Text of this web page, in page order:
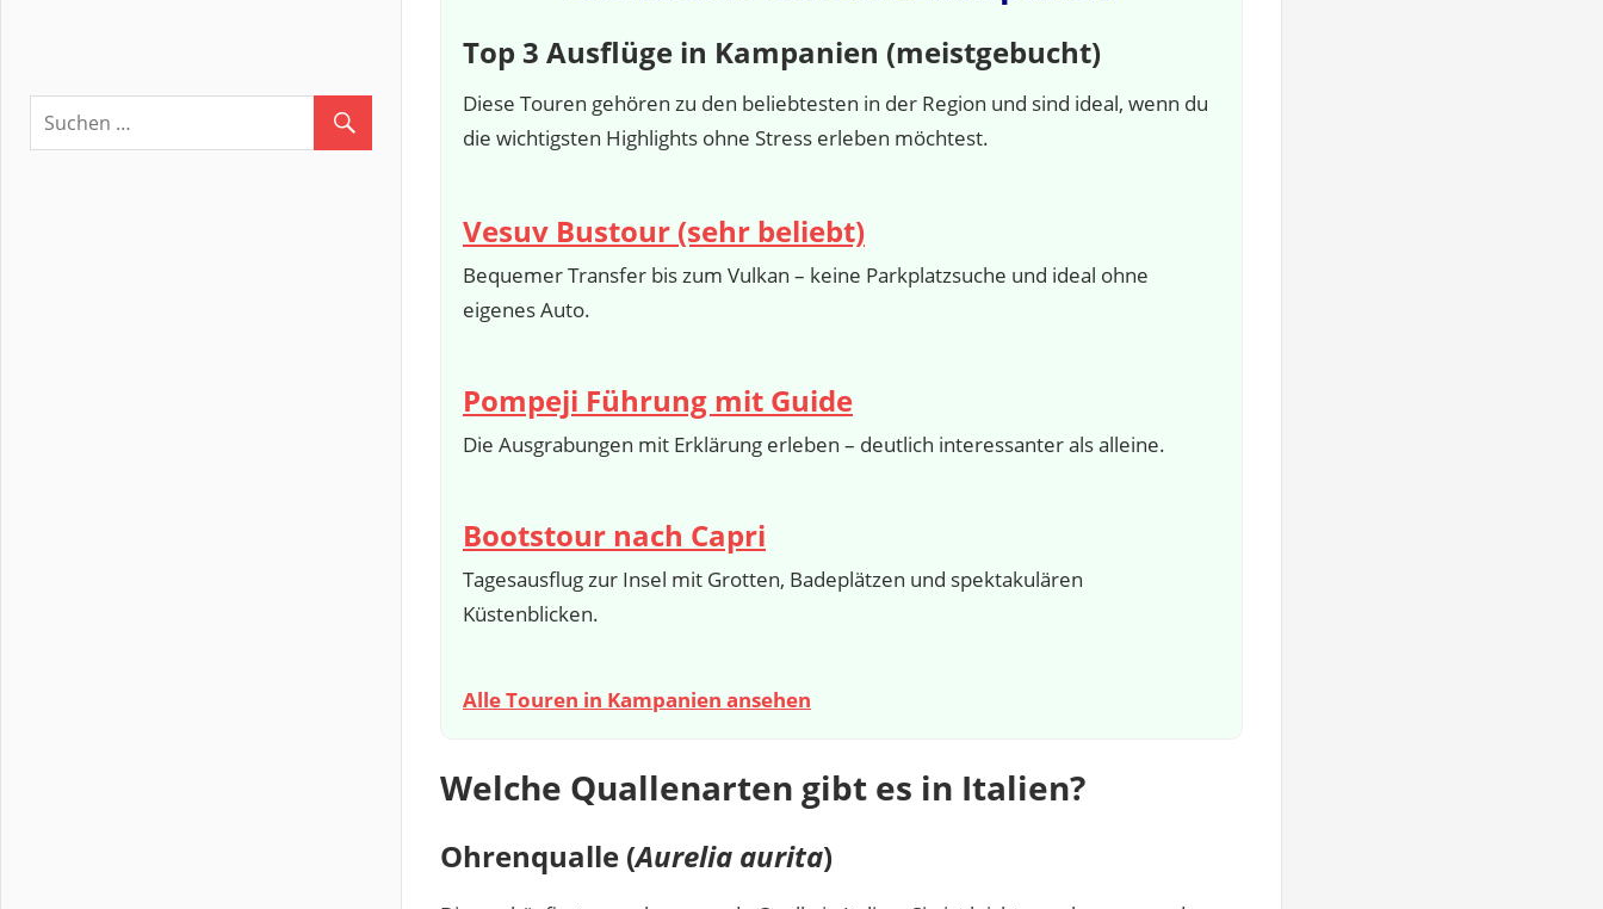
Top 3 Ausflüge in Kampanien (meistgebucht)
Diese Touren gehören zu den beliebtesten in der Region und sind ideal, wenn du
die wichtigsten Highlights ohne Stress erleben möchtest.
Vesuv Bustour (sehr beliebt)
Bequemer Transfer bis zum Vulkan – keine Parkplatzsuche und ideal ohne
eigenes Auto.
Pompeji Führung mit Guide
Die Ausgrabungen mit Erklärung erleben – deutlich interessanter als alleine.
Bootstour nach Capri
Tagesausflug zur Insel mit Grotten, Badeplätzen und spektakulären
Küstenblicken.
Alle Touren in Kampanien ansehen
Welche Quallenarten gibt es in Italien?
Ohrenqualle (Aurelia aurita)